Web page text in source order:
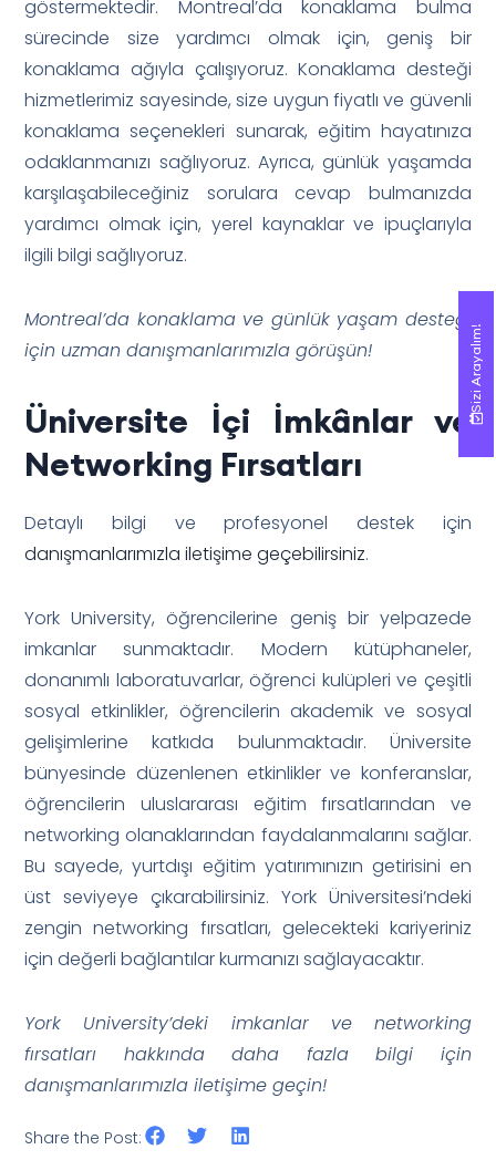
göstermektedir. Montreal’da konaklama bulma
sürecinde size yardımcı olmak için, geniş bir
konaklama ağıyla çalışıyoruz. Konaklama desteği
hizmetlerimiz sayesinde, size uygun fiyatlı ve güvenli
konaklama seçenekleri sunarak, eğitim hayatınıza
odaklanmanızı sağlıyoruz. Ayrıca, günlük yaşamda
karşılaşabileceğiniz sorulara cevap bulmanızda
yardımcı olmak için, yerel kaynaklar ve ipuçlarıyla
ilgili bilgi sağlıyoruz.
Montreal’da konaklama ve günlük yaşam desteği
için uzman danışmanlarımızla görüşün!
Üniversite İçi İmkânlar ve
Networking Fırsatları
Detaylı bilgi ve profesyonel destek için
danışmanlarımızla iletişime geçebilirsiniz.
York University, öğrencilerine geniş bir yelpazede
imkanlar sunmaktadır. Modern kütüphaneler,
donanımlı laboratuvarlar, öğrenci kulüpleri ve çeşitli
sosyal etkinlikler, öğrencilerin akademik ve sosyal
gelişimlerine katkıda bulunmaktadır. Üniversite
bünyesinde düzenlenen etkinlikler ve konferanslar,
öğrencilerin uluslararası eğitim fırsatlarından ve
networking olanaklarından faydalanmalarını sağlar.
Bu sayede, yurtdışı eğitim yatırımınızın getirisini en
üst seviyeye çıkarabilirsiniz. York Üniversitesi’ndeki
zengin networking fırsatları, gelecekteki kariyeriniz
için değerli bağlantılar kurmanızı sağlayacaktır.
York University’deki imkanlar ve networking
fırsatları hakkında daha fazla bilgi için
danışmanlarımızla iletişime geçin!
Share the Post:
Sizi Arayalım!
Sizi Arayalım!